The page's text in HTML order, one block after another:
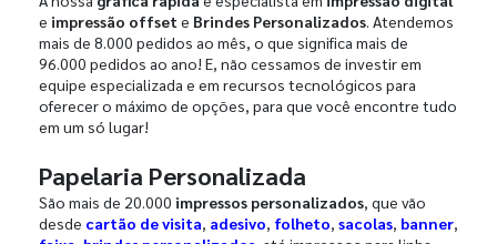
e impressão offset e Brindes Personalizados. Atendemos
mais de 8.000 pedidos ao mês, o que significa mais de
96.000 pedidos ao ano! E, não cessamos de investir em
equipe especializada e em recursos tecnológicos para
oferecer o máximo de opções, para que você encontre tudo
em um só lugar!
Papelaria Personalizada
São mais de 20.000 impressos personalizados, que vão
desde cartão de visita, adesivo, folheto, sacolas, banner,